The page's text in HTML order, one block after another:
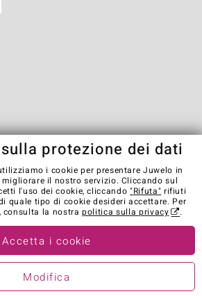
Informativa Privacy
Cookies
Contatti
Recedere dal contratto
stores in other countries:
(societá controllata dalla Elumeo SE)
protezione dei dati
i cookie per presentare Juwelo in
il nostro servizio. Cliccando sul
l'uso dei cookie, cliccando "Rifuta" rifiuti
quale tipo di cookie desideri accettare. Per
consulta la nostrapolitica sulla privacy .
Accetta i cookie
Modifica